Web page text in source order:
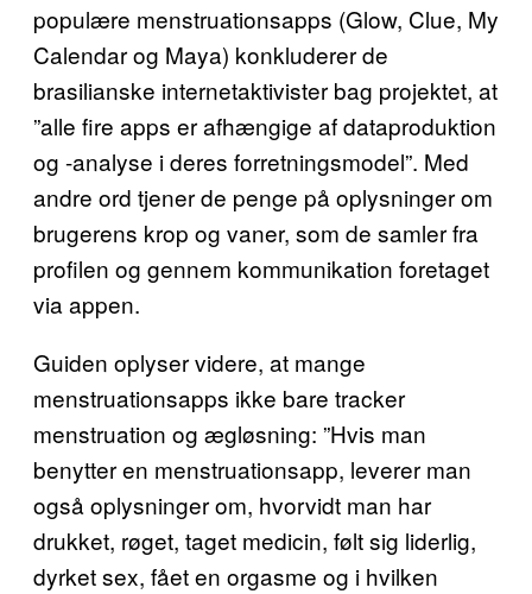
populære menstruationsapps (Glow, Clue, My
Calendar og Maya) konkluderer de
brasilianske internetaktivister bag projektet, at
”alle fire apps er afhængige af dataproduktion
og -analyse i deres forretningsmodel”. Med
andre ord tjener de penge på oplysninger om
brugerens krop og vaner, som de samler fra
profilen og gennem kommunikation foretaget
via appen.
Guiden oplyser videre, at mange
menstruationsapps ikke bare tracker
menstruation og ægløsning: ”Hvis man
benytter en menstruationsapp, leverer man
også oplysninger om, hvorvidt man har
drukket, røget, taget medicin, følt sig liderlig,
dyrket sex, fået en orgasme og i hvilken